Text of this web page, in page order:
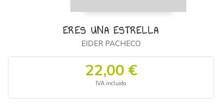
ERES UNA ESTRELLA
EIDER PACHECO
22,00 €
IVA incluido